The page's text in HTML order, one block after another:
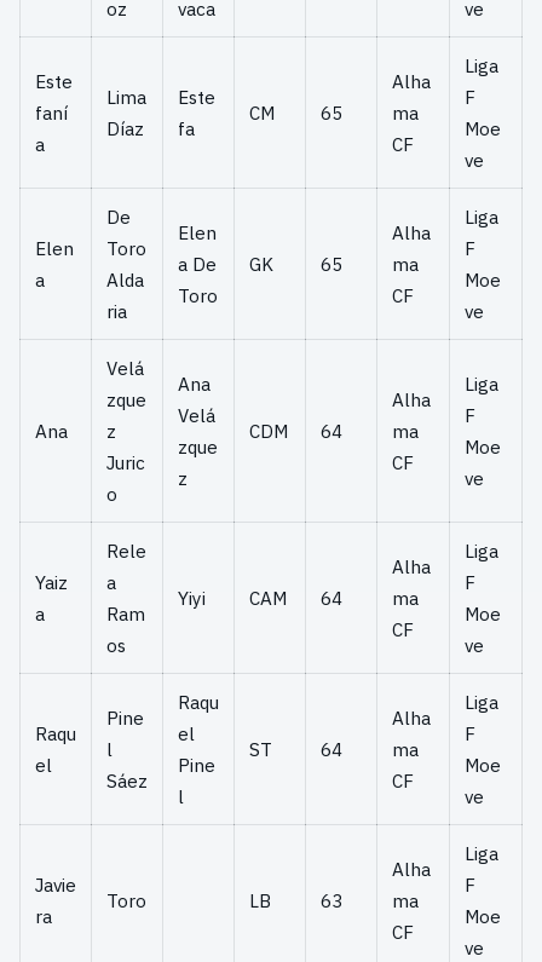
oz vaca ve
Este
faní
a
Lima
Díaz
Este
fa
CM 65
Alha
ma
CF
Liga
F
Moe
ve
Elen
a
De
Toro
Alda
ria
Elen
a De
Toro
GK 65
Alha
ma
CF
Liga
F
Moe
ve
Ana
Velá
zque
z
Juric
o
Ana
Velá
zque
z
CDM 64
Alha
ma
CF
Liga
F
Moe
ve
Yaiz
a
Rele
a
Ram
os
Yiyi CAM 64
Alha
ma
CF
Liga
F
Moe
ve
Raqu
el
Pine
l
Sáez
Raqu
el
Pine
l
ST 64
Alha
ma
CF
Liga
F
Moe
ve
Javie
ra
Toro LB 63
Alha
ma
CF
Liga
F
Moe
ve